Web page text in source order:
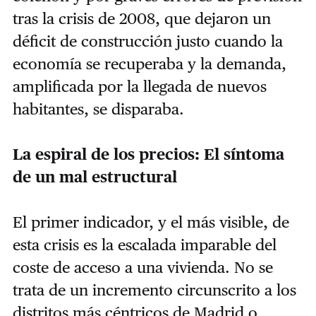
tras la crisis de 2008, que dejaron un
déficit de construcción justo cuando la
economía se recuperaba y la demanda,
amplificada por la llegada de nuevos
habitantes, se disparaba.
La espiral de los precios: El síntoma
de un mal estructural
El primer indicador, y el más visible, de
esta crisis es la escalada imparable del
coste de acceso a una vivienda. No se
trata de un incremento circunscrito a los